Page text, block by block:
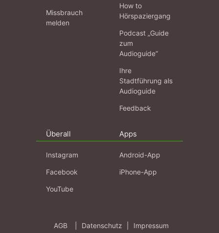
Missbrauch
melden
How to
Hörspaziergang
Podcast „Guide
zum
Audioguide“
Ihre
Stadtführung als
Audioguide
Feedback
Überall
Instagram
Facebook
YouTube
Apps
Android-App
iPhone-App
AGB Datenschutz Impressum